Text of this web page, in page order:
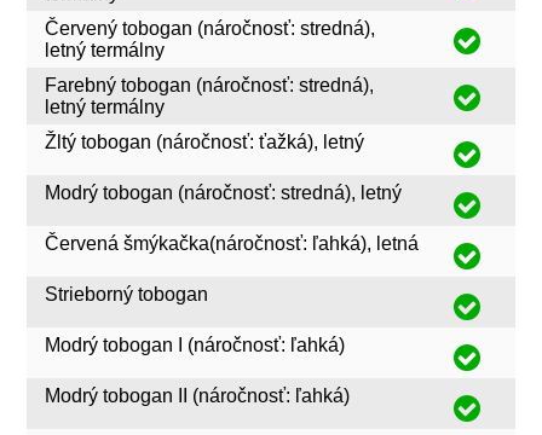
Červený tobogan (náročnosť: stredná),
letný termálny
Farebný tobogan (náročnosť: stredná),
letný termálny
Žltý tobogan (náročnosť: ťažká), letný
Modrý tobogan (náročnosť: stredná), letný
Červená šmýkačka(náročnosť: ľahká), letná
Strieborný tobogan
Modrý tobogan I (náročnosť: ľahká)
Modrý tobogan II (náročnosť: ľahká)